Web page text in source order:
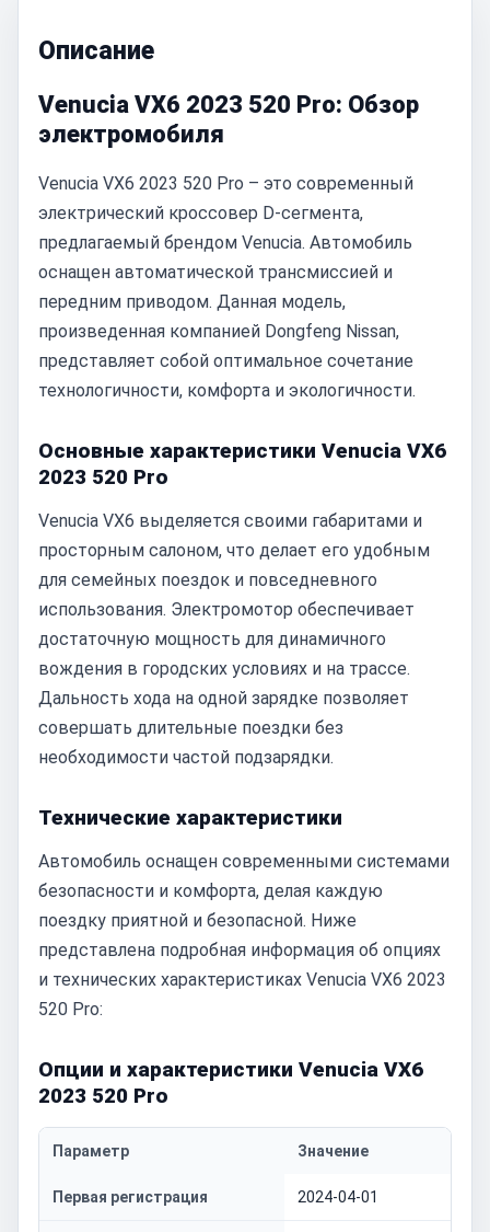
Описание
Venucia VX6 2023 520 Pro: Обзор
электромобиля
Venucia VX6 2023 520 Pro – это современный
электрический кроссовер D-сегмента,
предлагаемый брендом Venucia. Автомобиль
оснащен автоматической трансмиссией и
передним приводом. Данная модель,
произведенная компанией Dongfeng Nissan,
представляет собой оптимальное сочетание
технологичности, комфорта и экологичности.
Основные характеристики Venucia VX6
2023 520 Pro
Venucia VX6 выделяется своими габаритами и
просторным салоном, что делает его удобным
для семейных поездок и повседневного
использования. Электромотор обеспечивает
достаточную мощность для динамичного
вождения в городских условиях и на трассе.
Дальность хода на одной зарядке позволяет
совершать длительные поездки без
необходимости частой подзарядки.
Технические характеристики
Автомобиль оснащен современными системами
безопасности и комфорта, делая каждую
поездку приятной и безопасной. Ниже
представлена подробная информация об опциях
и технических характеристиках Venucia VX6 2023
520 Pro:
Опции и характеристики Venucia VX6
2023 520 Pro
Параметр Значение
Первая регистрация 2024-04-01